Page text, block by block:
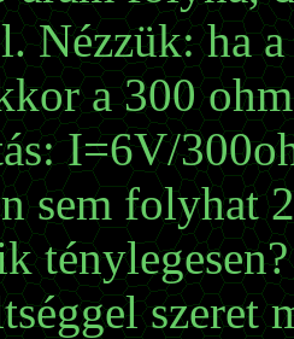
Nézzük: ha
a 300
I=6V/
sem folyhat
szeret